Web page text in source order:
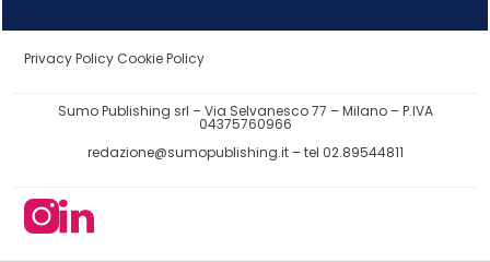
Privacy Policy Cookie Policy
Sumo Publishing srl – Via Selvanesco 77 – Milano – P.IVA
04375760966
redazione@sumopublishing.it– tel 02.89544811